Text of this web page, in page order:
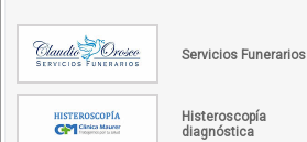
Servicios Funerarios
Histeroscopía
diagnóstica